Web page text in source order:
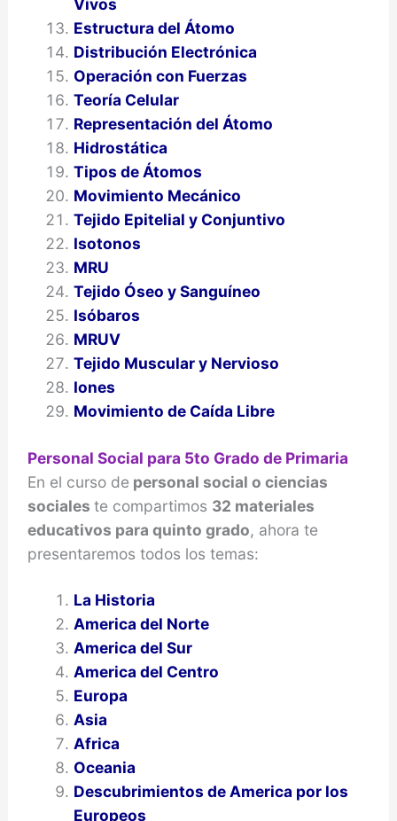
Vivos
Estructura del Átomo
Distribución Electrónica
Operación con Fuerzas
Teoría Celular
Representación del Átomo
Hidrostática
Tipos de Átomos
Movimiento Mecánico
Tejido Epitelial y Conjuntivo
Isotonos
MRU
Tejido Óseo y Sanguíneo
Isóbaros
MRUV
Tejido Muscular y Nervioso
Iones
Movimiento de Caída Libre
Personal Social para 5to Grado de Primaria
En el curso de personal social o ciencias
sociales te compartimos 32 materiales
educativos para quinto grado, ahora te
presentaremos todos los temas:
La Historia
America del Norte
America del Sur
America del Centro
Europa
Asia
Africa
Oceania
Descubrimientos de America por los
Europeos